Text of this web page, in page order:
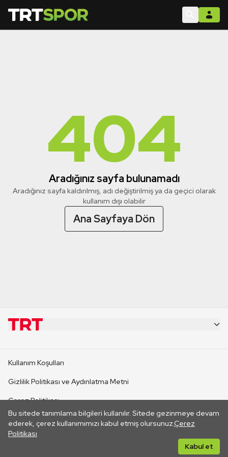
404
Aradığınız sayfa bulunamadı
Aradığınız sayfa kaldırılmış, adı değiştirilmiş ya da geçici olarak
kullanım dışı olabilir
Ana Sayfaya Dön
Bu sitede tanımlama bilgileri kullanılır. Sitede gezinmeye devam
ederek, çerez kullanımımızı kabul etmiş olursunuz.Çerez
Politikası
Kabul et
CANLI YAYINLAR
Kullanım Koşulları
Gizlilik Politikası ve Aydınlatma Metni
Çerez Politikası
İletişim
Her hakkı saklıdır. ©2026 TRT. Bağlantı yoluyla gidilen dış